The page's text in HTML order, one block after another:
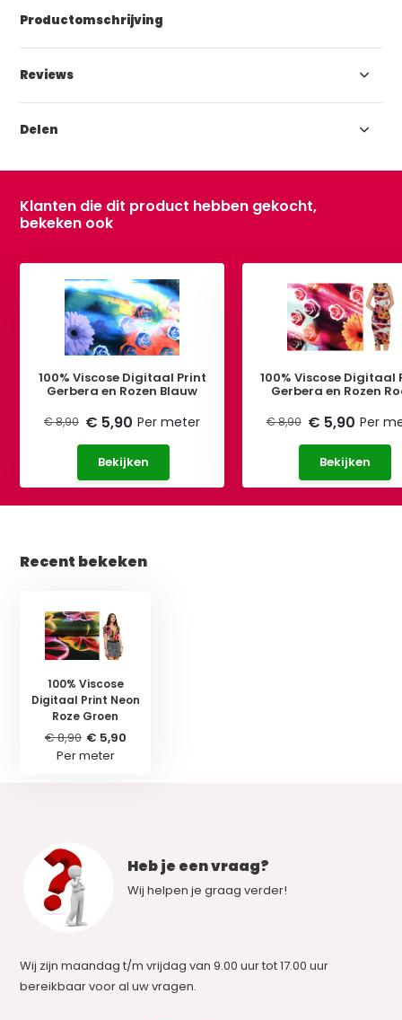
Productomschrijving
Reviews
Delen
Klanten die dit product hebben gekocht,
bekeken ook
100% Viscose Digitaal Print
Gerbera en Rozen Blauw
€ 8,90 € 5,90 Per meter
Bekijken
100% Viscose Digitaal
Gerbera en Rozen
€ 8,90 € 5,90 Per
Bekijken
Recent bekeken
100% Viscose
Digitaal Print Neon
Roze Groen
€ 8,90 € 5,90
Per meter
Heb je een vraag?
Wij helpen je graag verder!
Wij zijn maandag t/m vrijdag van 9.00 uur tot 17.00 uur
bereikbaar voor al uw vragen.